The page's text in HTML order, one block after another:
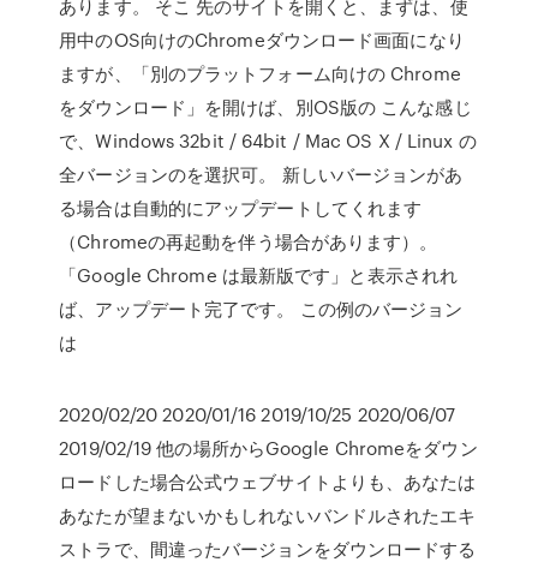
あります。 そこ 先のサイトを開くと、まずは、使
用中のOS向けのChromeダウンロード画面になり
ますが、「別のプラットフォーム向けの Chrome
をダウンロード」を開けば、別OS版の こんな感じ
で、Windows 32bit / 64bit / Mac OS X / Linux の
全バージョンのを選択可。 新しいバージョンがあ
る場合は自動的にアップデートしてくれます
（Chromeの再起動を伴う場合があります）。
「Google Chrome は最新版です」と表示されれ
ば、アップデート完了です。 この例のバージョン
は
2020/02/20 2020/01/16 2019/10/25 2020/06/07
2019/02/19 他の場所からGoogle Chromeをダウン
ロードした場合公式ウェブサイトよりも、あなたは
あなたが望まないかもしれないバンドルされたエキ
ストラで、間違ったバージョンをダウンロードする